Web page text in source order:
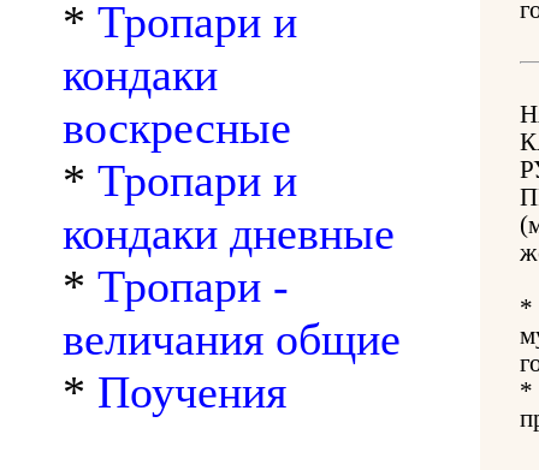
* Тропари и
кондаки
воскресные
* Тропари и
кондаки дневные
* Тропари -
величания общие
* Поучения
*
*